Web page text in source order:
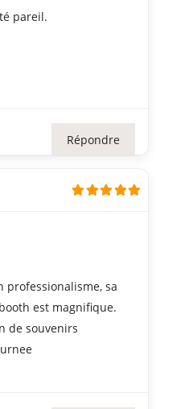
pareil.
Répondre
professionalisme, sa
est magnifique.
de souvenirs